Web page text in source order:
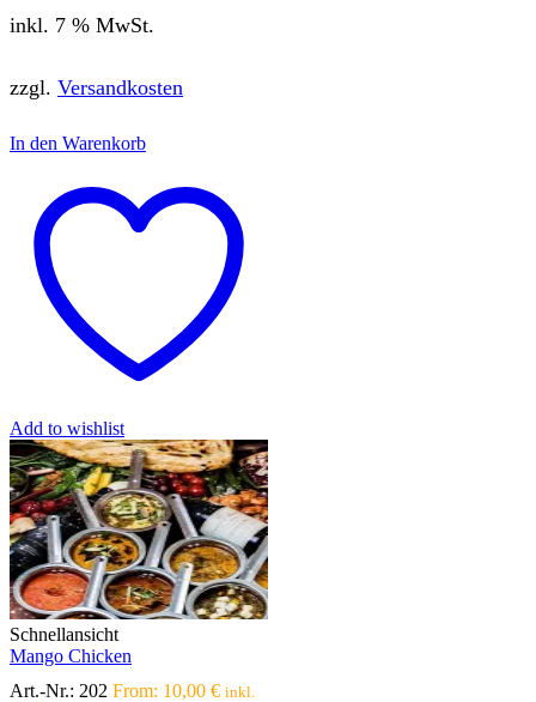
inkl. 7 % MwSt.
zzgl. Versandkosten
In den Warenkorb
Add to wishlist
Schnellansicht
Mango Chicken
Art.-Nr.: 202 From: 10,00 € inkl.